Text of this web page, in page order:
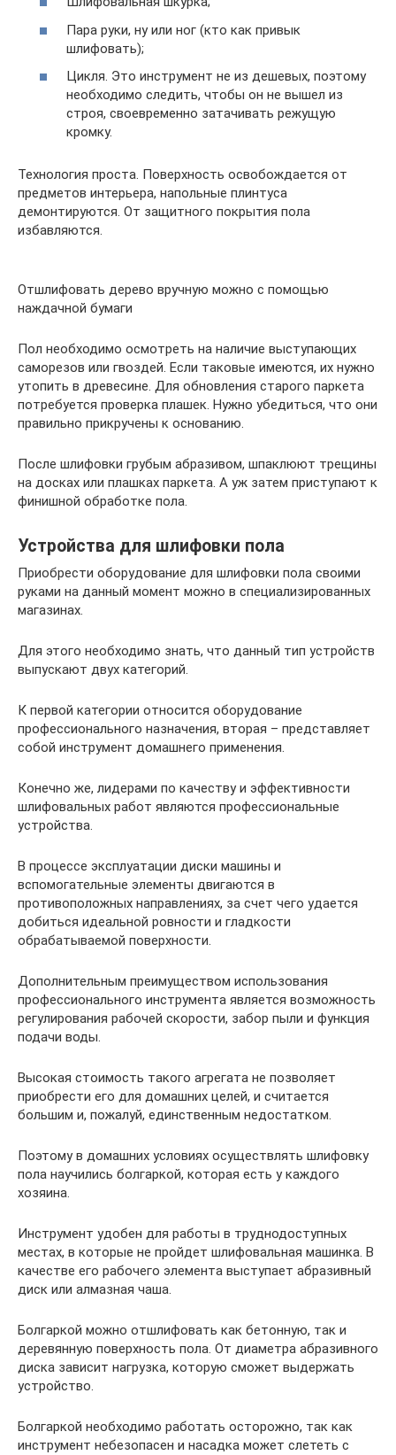
Пара руки, ну или ног (кто как привык
шлифовать);
Цикля. Это инструмент не из дешевых, поэтому
необходимо следить, чтобы он не вышел из
строя, своевременно затачивать режущую
кромку.
Технология проста. Поверхность освобождается от
предметов интерьера, напольные плинтуса
демонтируются. От защитного покрытия пола
избавляются.
Отшлифовать дерево вручную можно с помощью
наждачной бумаги
Пол необходимо осмотреть на наличие выступающих
саморезов или гвоздей. Если таковые имеются, их нужно
утопить в древесине. Для обновления старого паркета
потребуется проверка плашек. Нужно убедиться, что они
правильно прикручены к основанию.
После шлифовки грубым абразивом, шпаклюют трещины
на досках или плашках паркета. А уж затем приступают к
финишной обработке пола.
Устройства для шлифовки пола
Приобрести оборудование для шлифовки пола своими
руками на данный момент можно в специализированных
магазинах.
Для этого необходимо знать, что данный тип устройств
выпускают двух категорий.
К первой категории относится оборудование
профессионального назначения, вторая – представляет
собой инструмент домашнего применения.
Конечно же, лидерами по качеству и эффективности
шлифовальных работ являются профессиональные
устройства.
В процессе эксплуатации диски машины и
вспомогательные элементы двигаются в
противоположных направлениях, за счет чего удается
добиться идеальной ровности и гладкости
обрабатываемой поверхности.
Дополнительным преимуществом использования
профессионального инструмента является возможность
регулирования рабочей скорости, забор пыли и функция
подачи воды.
Высокая стоимость такого агрегата не позволяет
приобрести его для домашних целей, и считается
большим и, пожалуй, единственным недостатком.
Поэтому в домашних условиях осуществлять шлифовку
пола научились болгаркой, которая есть у каждого
хозяина.
Инструмент удобен для работы в труднодоступных
местах, в которые не пройдет шлифовальная машинка. В
качестве его рабочего элемента выступает абразивный
диск или алмазная чаша.
Болгаркой можно отшлифовать как бетонную, так и
деревянную поверхность пола. От диаметра абразивного
диска зависит нагрузка, которую сможет выдержать
устройство.
Болгаркой необходимо работать осторожно, так как
инструмент небезопасен и насадка может слететь с